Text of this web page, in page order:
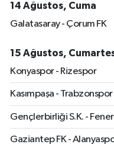
14 Ağustos, Cuma
Galatasaray - Çorum FK
15 Ağustos,
Konyaspor - Rizespor
Kasımpaşa - Trabzonspor
Gençlerbirliği S.K. -
Gaziantep FK -